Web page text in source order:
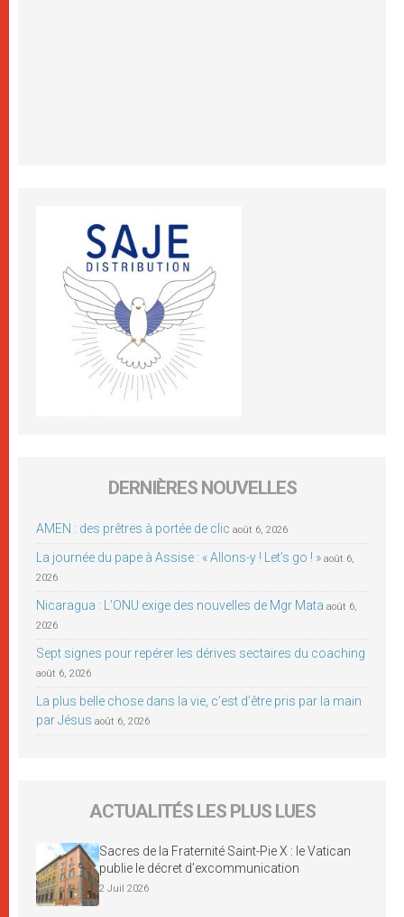
DERNIÈRES NOUVELLES
AMEN : des prêtres à portée de clic août 6, 2026
La journée du pape à Assise : « Allons-y ! Let’s go ! » août 6,
2026
Nicaragua : L’ONU exige des nouvelles de Mgr Mata août 6,
2026
Sept signes pour repérer les dérives sectaires du coaching
août 6, 2026
La plus belle chose dans la vie, c’est d’être pris par la main
par Jésus août 6, 2026
ACTUALITÉS LES PLUS LUES
Sacres de la Fraternité Saint-Pie X : le Vatican
publie le décret d’excommunication
2 Juil 2026